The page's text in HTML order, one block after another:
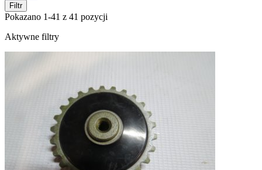
Filtr
Pokazano 1-41 z 41 pozycji
Aktywne filtry